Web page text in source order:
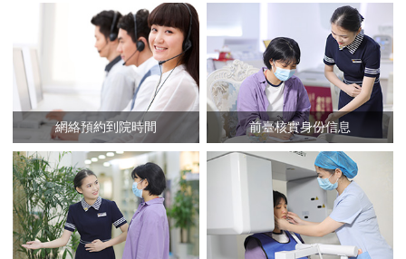
網絡預約到院時間 前臺核實身份信息